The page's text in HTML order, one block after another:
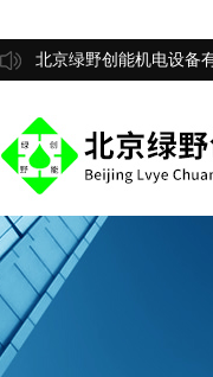
北京绿野创能机电设备